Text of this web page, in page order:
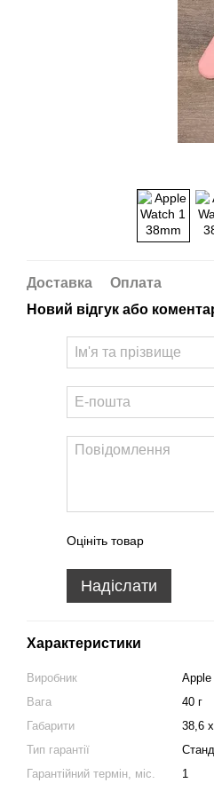
Доставка
Оплата
Новий відгук або
Оцініть товар
Надіслати
Характеристики
Виробник
Apple
Вага
40 г
Габарити
38,6
Тип гарантії
Гарантійний термін, міс.
1